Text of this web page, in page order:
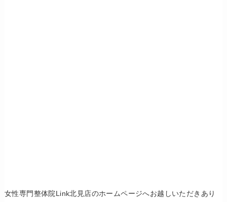
女性専門整体院Link北見店のホームページへお越しいただきあり